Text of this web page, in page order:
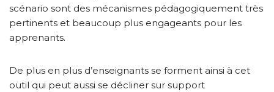
scénario sont des mécanismes pédagogiquement très
pertinents et beaucoup plus engageants pour les
apprenants.
De plus en plus d’enseignants se forment ainsi à cet
outil qui peut aussi se décliner sur support